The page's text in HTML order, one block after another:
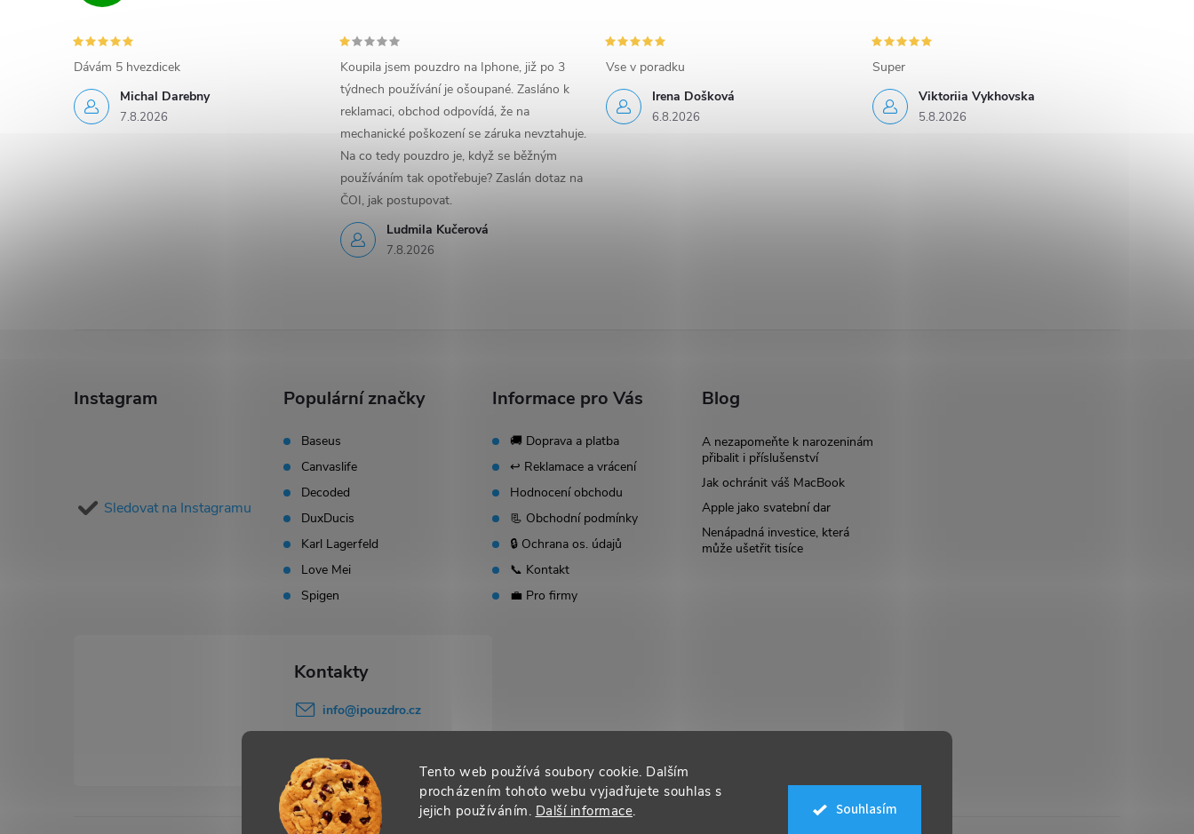
Tento web používá soubory cookie. Dalším
procházením tohoto webu vyjadřujete souhlas s
jejich používáním. Další informace. Souhlasím
Michal Darebny
7.8.2026
Dávám 5 hvezdicek
Ludmila Kučerová
7.8.2026
Koupila jsem pouzdro na Iphone, již po 3
týdnech používání je ošoupané. Zasláno k
reklamaci, obchod odpovídá, že na
mechanické poškození se záruka nevztahuje.
Na co tedy pouzdro je, když se běžným
používáním tak opotřebuje? Zaslán dotaz na
ČOI, jak postupovat.
Irena Došková
6.8.2026
Vse v poradku
Viktoriia Vykhovska
5.8.2026
Super
Instagram
Sledovat na Instagramu
Populární značky
Baseus
Canvaslife
Decoded
DuxDucis
Karl Lagerfeld
Love Mei
Spigen
Informace pro Vás
🚚 Doprava a platba
↩️ Reklamace a vrácení
Hodnocení obchodu
📃 Obchodní podmínky
🔒 Ochrana os. údajů
📞 Kontakt
💼 Pro firmy
Blog
A nezapomeňte k narozeninám
přibalit i příslušenství
Jak ochránit váš MacBook
Apple jako svatební dar
Nenápadná investice, která
může ušetřit tisíce
info@ipouzdro.cz